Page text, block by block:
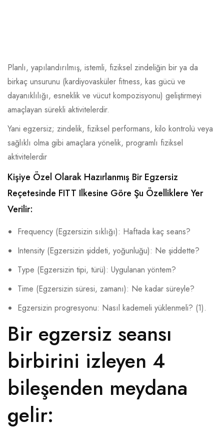
ANASAYFA
HAKKIMIZDA
RA DIYET SHOP
FONKSIYONEL SPORCU
BESLENMESI
ANYTEST GIDA İNTOLERANS
TESTI
ÖRNEK SONUÇLAR
KENDINIZI TANIYIN
İLETIŞIM
Planlı, yapılandırılmış, istemli, fiziksel zindeliğin bir ya da
birkaç unsurunu (kardiyovasküler fitness, kas gücü ve
dayanıklılığı, esneklik ve vücut kompozisyonu) geliştirmeyi
amaçlayan sürekli aktivitelerdir.
Yani egzersiz; zindelik, fiziksel performans, kilo kontrolü veya
sağlıklı olma gibi amaçlara yönelik, programlı fiziksel
aktivitelerdir
Kişiye Özel Olarak Hazırlanmış Bir Egzersiz
Reçetesinde FITT Ilkesine Göre Şu Özelliklere Yer
Verilir:
Frequency (Egzersizin sıklığı): Haftada kaç seans?
Intensity (Egzersizin şiddeti, yoğunluğu): Ne şiddette?
Type (Egzersizin tipi, türü): Uygulanan yöntem?
Time (Egzersizin süresi, zamanı): Ne kadar süreyle?
Egzersizin progresyonu: Nasıl kademeli yüklenmeli? (1).
Bir egzersiz seansı
birbirini izleyen 4
bileşenden meydana
gelir: